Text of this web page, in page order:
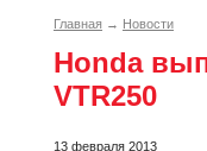
Главная → Новости
Honda
VTR250
13 февраля 2013